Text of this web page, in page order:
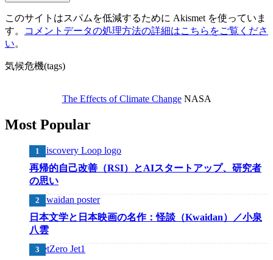
このサイトはスパムを低減するために Akismet を使っていま
す。
コメントデータの処理方法の詳細はこちらをご覧くださ
い。
気候危機(tags)
The Effects of Climate ChangeNASA
Most Popular
再帰的自己改善（RSI）とAIスタートアップ、研究者
の思い
日本文学と日本映画の名作：怪談（Kwaidan）／小泉
八雲